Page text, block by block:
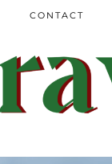
CONTACT